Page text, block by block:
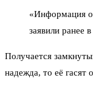
«Информация о
заявили ранее
Получается
надежда, то её гасят